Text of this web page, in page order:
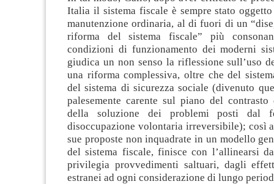
Italia il sistema fiscale è sempre stato
manutenzione ordinaria, al di fuori di un
riforma del sistema fiscale” più
condizioni di funzionamento dei moderni
giudica un non senso la riflessione sull’uso
una riforma complessiva, oltre che del
del sistema di sicurezza sociale (divenuto
palesemente carente sul piano del
della soluzione dei problemi posti dal
disoccupazione volontaria irreversibile); così
sue proposte non inquadrate in un modello
del sistema fiscale, finisce con l’allinearsi
privilegia provvedimenti saltuari, dagli
estranei ad ogni considerazione di lungo